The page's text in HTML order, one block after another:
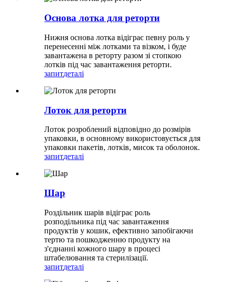
Основа лотка для реторти
Нижня основа лотка відіграє певну роль у
перенесенні між лотками та візком, і буде
завантажена в реторту разом зі стопкою
лотків під час завантаження реторти.
запитдеталі
Лоток для реторти
Лоток розроблений відповідно до розмірів
упаковки, в основному використовується для
упаковки пакетів, лотків, мисок та оболонок.
запитдеталі
Шар
Роздільник шарів відіграє роль
розподільника під час завантаження
продуктів у кошик, ефективно запобігаючи
тертю та пошкодженню продукту на
з'єднанні кожного шару в процесі
штабелювання та стерилізації.
запитдеталі